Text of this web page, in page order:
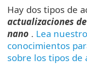
Hay dos tipos de
actualizaciones
nano . Lea
conocimientos
sobre los tipos de